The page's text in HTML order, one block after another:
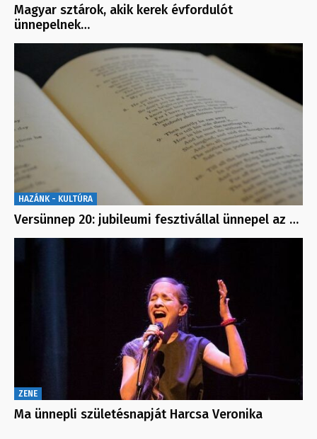
Magyar sztárok, akik kerek évfordulót
ünnepelnek…
HAZÁNK - KULTÚRA
Versünnep 20: jubileumi fesztivállal ünnepel az …
ZENE
Ma ünnepli születésnapját Harcsa Veronika